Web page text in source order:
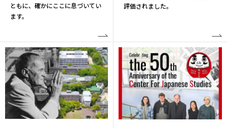
ともに、確かにここに息づいてい
ます。
評価されました。